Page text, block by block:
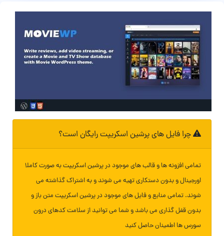
چرا فایل های پرشین اسکریپت رایگان است؟
تمامی افزونه ها و قالب های موجود در پرشین اسکریپت به صورت کاملا
اورجینال و بدون دستکاری تهیه می شوند و به اشتراک گذاشته می
شوند. تمامی منابع و فایل های موجود در پرشین اسکریپت متن باز و
بدون قفل گذاری می باشد و شما می توانید از سلامت کدهای درون
سورس ها اطمینان حاصل کنید